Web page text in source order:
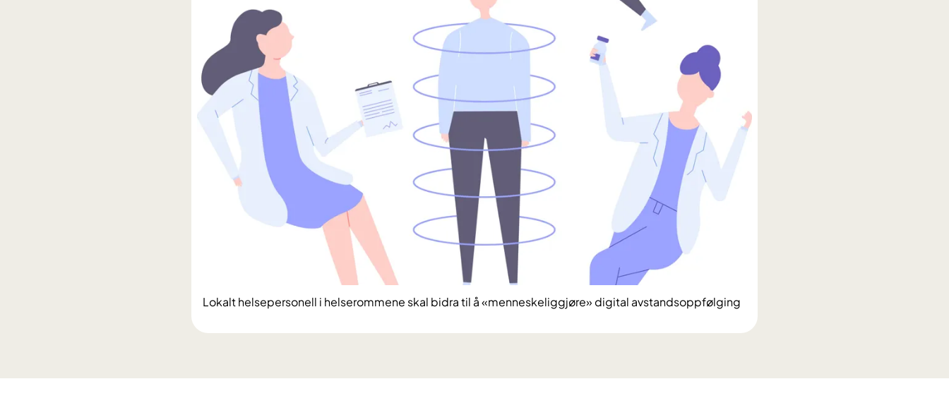
Lokalt helsepersonell i helserommene skal bidra til å «menneskeliggjøre» digital avstandsoppfølging